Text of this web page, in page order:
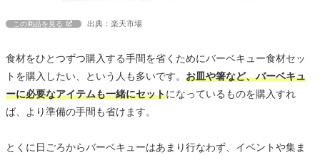
この商品を見る 出典：楽天市場
食材をひとつずつ購入する手間を省くためにバーベキュー食材セッ
トを購入したい、という人も多いです。 お皿や箸など、バーベキュ
ーに必要なアイテムも一緒にセットになっているものを購入すれ
ば、より準備の手間も省けます。
とくに日ごろからバーベキューはあまり行なわず、イベントや集ま